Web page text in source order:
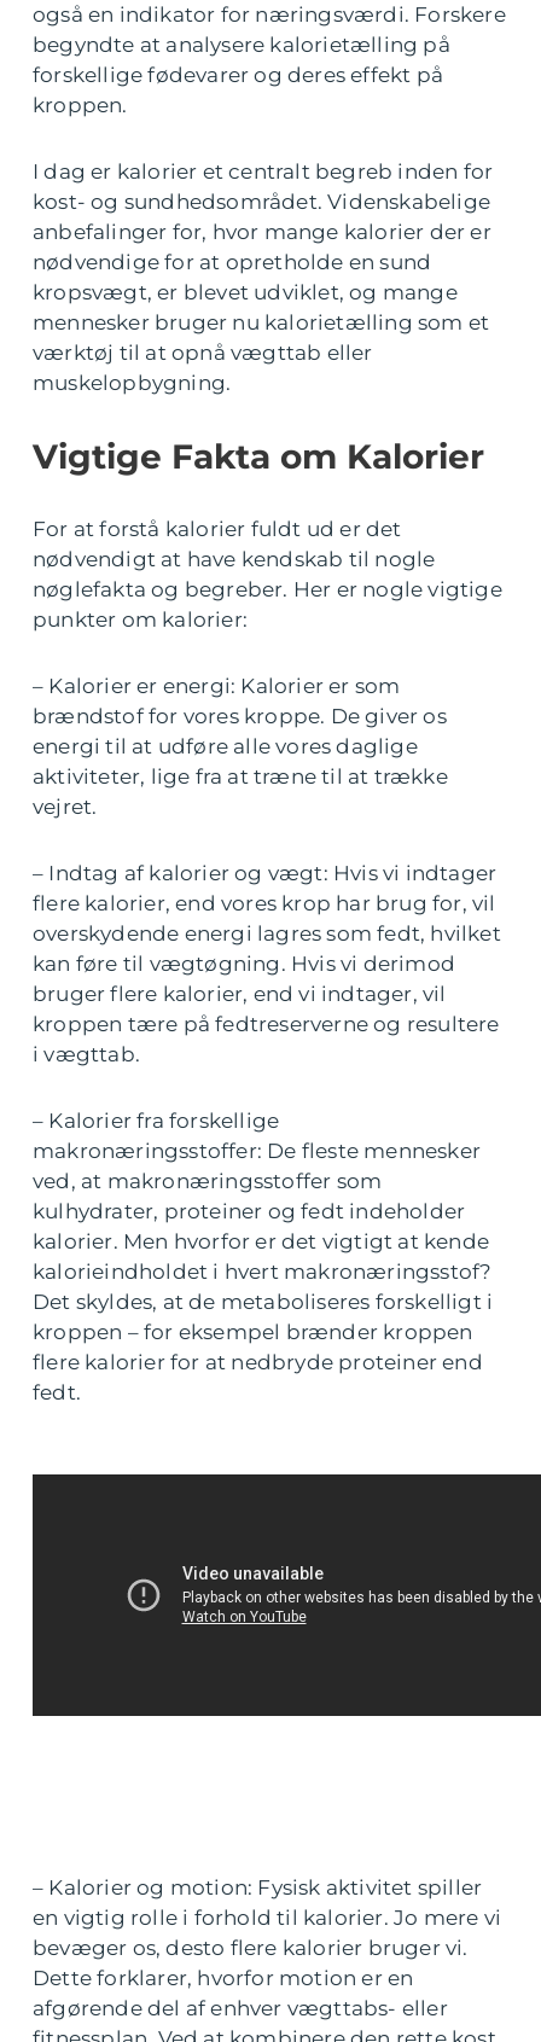
også en indikator for næringsværdi. Forskere
begyndte at analysere kalorietælling på
forskellige fødevarer og deres effekt på
kroppen.
I dag er kalorier et centralt begreb inden for
kost- og sundhedsområdet. Videnskabelige
anbefalinger for, hvor mange kalorier der er
nødvendige for at opretholde en sund
kropsvægt, er blevet udviklet, og mange
mennesker bruger nu kalorietælling som et
værktøj til at opnå vægttab eller
muskelopbygning.
Vigtige Fakta om Kalorier
For at forstå kalorier fuldt ud er det
nødvendigt at have kendskab til nogle
nøglefakta og begreber. Her er nogle vigtige
punkter om kalorier:
– Kalorier er energi: Kalorier er som
brændstof for vores kroppe. De giver os
energi til at udføre alle vores daglige
aktiviteter, lige fra at træne til at trække
vejret.
– Indtag af kalorier og vægt: Hvis vi indtager
flere kalorier, end vores krop har brug for, vil
overskydende energi lagres som fedt, hvilket
kan føre til vægtøgning. Hvis vi derimod
bruger flere kalorier, end vi indtager, vil
kroppen tære på fedtreserverne og resultere
i vægttab.
– Kalorier fra forskellige
makronæringsstoffer: De fleste mennesker
ved, at makronæringsstoffer som
kulhydrater, proteiner og fedt indeholder
kalorier. Men hvorfor er det vigtigt at kende
kalorieindholdet i hvert makronæringsstof?
Det skyldes, at de metaboliseres forskelligt i
kroppen – for eksempel brænder kroppen
flere kalorier for at nedbryde proteiner end
fedt.
– Kalorier og motion: Fysisk aktivitet spiller
en vigtig rolle i forhold til kalorier. Jo mere vi
bevæger os, desto flere kalorier bruger vi.
Dette forklarer, hvorfor motion er en
afgørende del af enhver vægttabs- eller